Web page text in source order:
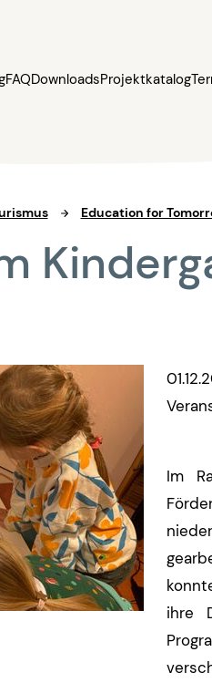
FAQDownloadsProjektkatalog
Education for
Im
ihre